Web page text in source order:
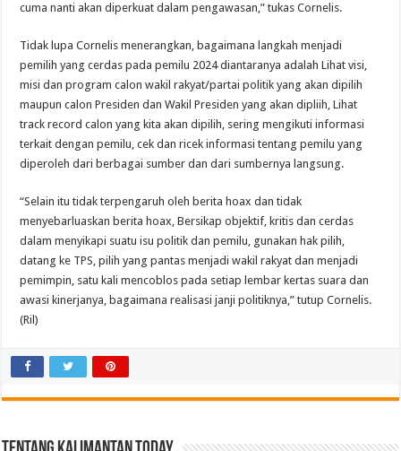
cuma nanti akan diperkuat dalam pengawasan,” tukas Cornelis.
Tidak lupa Cornelis menerangkan, bagaimana langkah menjadi
pemilih yang cerdas pada pemilu 2024 diantaranya adalah Lihat visi,
misi dan program calon wakil rakyat/partai politik yang akan dipilih
maupun calon Presiden dan Wakil Presiden yang akan dipliih, Lihat
track record calon yang kita akan dipilih, sering mengikuti informasi
terkait dengan pemilu, cek dan ricek informasi tentang pemilu yang
diperoleh dari berbagai sumber dan dari sumbernya langsung.
“Selain itu tidak terpengaruh oleh berita hoax dan tidak
menyebarluaskan berita hoax, Bersikap objektif, kritis dan cerdas
dalam menyikapi suatu isu politik dan pemilu, gunakan hak pilih,
datang ke TPS, pilih yang pantas menjadi wakil rakyat dan menjadi
pemimpin, satu kali mencoblos pada setiap lembar kertas suara dan
awasi kinerjanya, bagaimana realisasi janji politiknya,” tutup Cornelis.
(Ril)